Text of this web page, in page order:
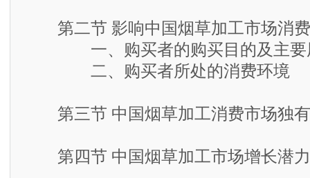
第二节 影响中国烟草加工市场消费
一、购买者的购买目的及主要
二、购买者所处的消费环境
第三节 中国烟草加工消费市场独
第四节 中国烟草加工市场增长潜力